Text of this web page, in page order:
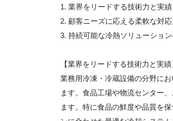
1. 業界をリードする技術力と実績
2. 顧客ニーズに応える柔軟な対応
3. 持続可能な冷熱ソリューショ
【業界をリードする技術力と実績
業務用冷凍・冷蔵設備の分野に
ます。食品工場や物流センター
ます。特に食品の鮮度や品質を